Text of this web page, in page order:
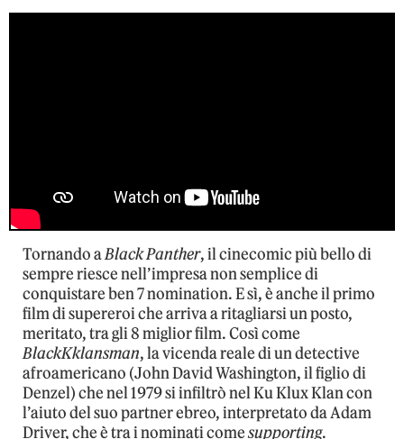
Tornando aBlack Panther, il cinecomic più bello di
sempre riesce nell’impresa non semplice di
conquistare ben 7 nomination. E sì, è anche il primo
film di supereroi che arriva a ritagliarsi un posto,
meritato, tra gli 8 miglior film. Così come
BlackKklansman, la vicenda reale di un detective
afroamericano (John David Washington, il figlio di
Denzel) che nel 1979 si infiltrò nel Ku Klux Klan con
l’aiuto del suo partner ebreo, interpretato da Adam
Driver, che è tra i nominati comesupporting.